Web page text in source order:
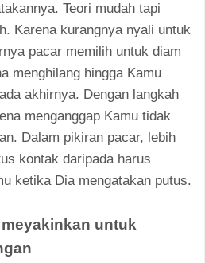
Teori mudah tapi
Karena kurangnya nyali untuk
pacar memilih untuk diam
menghilang hingga Kamu
akhirnya. Dengan langkah
menganggap Kamu tidak
Dalam pikiran pacar, lebih
kontak daripada harus
ketika Dia mengatakan putus.
untuk